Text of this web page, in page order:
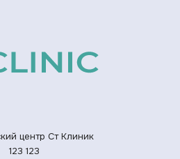
центр Ст Клиник
123 123